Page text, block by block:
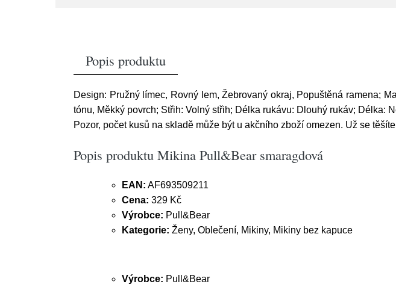
Popis produktu
Design: Pružný límec, Rovný lem, Žebrovaný okraj, Popuštěná ramena;
tónu, Měkký povrch; Střih: Volný střih; Délka rukávu: Dlouhý rukáv; Délka:
Pozor, počet kusů na skladě může být u akčního zboží omezen. Už se
Popis produktu Mikina Pull&Bear smaragdová
EAN: AF693509211
Cena: 329 Kč
Výrobce: Pull&Bear
Kategorie: Ženy, Oblečení, Mikiny, Mikiny bez kapuce
Výrobce: Pull&Bear